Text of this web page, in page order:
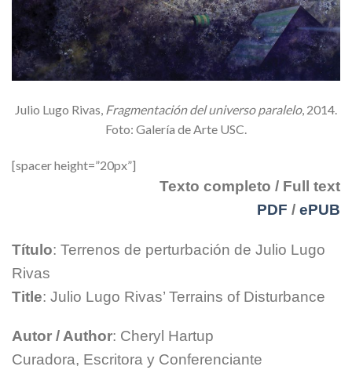
Julio Lugo Rivas, Fragmentación del universo paralelo, 2014.
Foto: Galería de Arte USC.
[spacer height=”20px”]
Texto completo / Full text
PDF / ePUB
Título: Terrenos de perturbación de Julio Lugo
Rivas
Title: Julio Lugo Rivas’ Terrains of Disturbance
Autor / Author: Cheryl Hartup
Curadora, Escritora y Conferenciante